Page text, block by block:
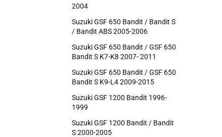
2004
Suzuki GSF 650 Bandit / Bandit S
/ Bandit ABS 2005-2006
Suzuki GSF 650 Bandit / GSF 650
Bandit S K7-K8 2007- 2011
Suzuki GSF 650 Bandit / GSF 650
Bandit S K9-L4 2009-2015
Suzuki GSF 1200 Bandit 1996-
1999
Suzuki GSF 1200 Bandit / Bandit
S 2000-2005